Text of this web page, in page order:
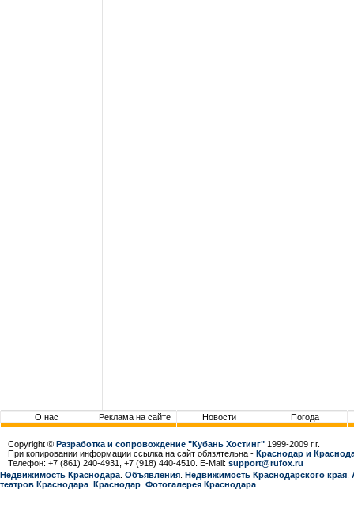
О нас Реклама на сайте Новости Погода
Copyright © Разработка и сопровождение "Кубань Хостинг" 1999-2009 г.г.
При копировании информации ссылка на сайт обязятельна - Краснодар и
Телефон: +7 (861) 240-4931, +7 (918) 440-4510. E-Mail: support@rufox.ru
Недвижимость Краснодара Объявления Недвижимость Краснодарcкого края
театров Краснодара Краснодар Фотогалерея Краснодара